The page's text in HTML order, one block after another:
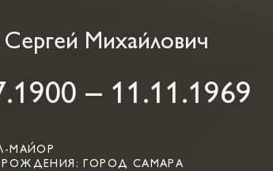
Михайлович
– 11.11.1969
МАЙОР
РОЖДЕНИЯ: ГОРОД САМАРА